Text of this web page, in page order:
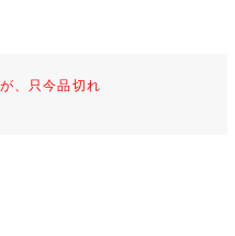
、只今品切れ